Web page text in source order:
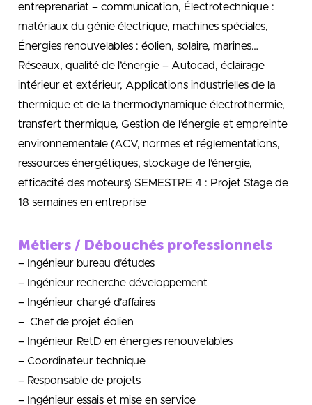
entreprenariat – communication, Électrotechnique :
matériaux du génie électrique, machines spéciales,
Énergies renouvelables : éolien, solaire, marines…
Réseaux, qualité de l’énergie – Autocad, éclairage
intérieur et extérieur, Applications industrielles de la
thermique et de la thermodynamique électrothermie,
transfert thermique, Gestion de l’énergie et empreinte
environnementale (ACV, normes et réglementations,
ressources énergétiques, stockage de l’énergie,
efficacité des moteurs) SEMESTRE 4 : Projet Stage de
18 semaines en entreprise
Métiers / Débouchés professionnels
– Ingénieur bureau d’études
– Ingénieur recherche développement
– Ingénieur chargé d’affaires
– Chef de projet éolien
– Ingénieur RetD en énergies renouvelables
– Coordinateur technique
– Responsable de projets
– Ingénieur essais et mise en service